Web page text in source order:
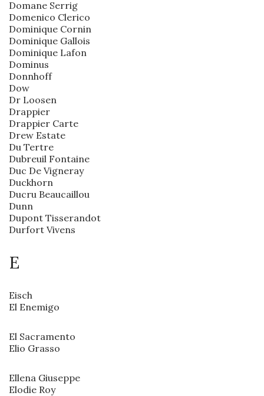
Domane Serrig
Domenico Clerico
Dominique Cornin
Dominique Gallois
Dominique Lafon
Dominus
Donnhoff
Dow
Dr Loosen
Drappier
Drappier Carte
Drew Estate
Du Tertre
Dubreuil Fontaine
Duc De Vigneray
Duckhorn
Ducru Beaucaillou
Dunn
Dupont Tisserandot
Durfort Vivens
E
Eisch
El Enemigo
El Sacramento
Elio Grasso
Ellena Giuseppe
Elodie Roy